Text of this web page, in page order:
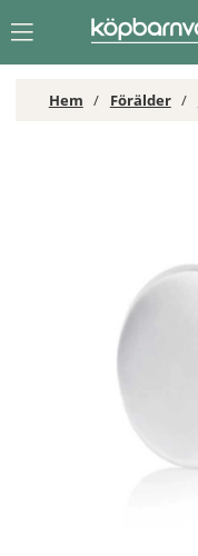
Hem Förälder